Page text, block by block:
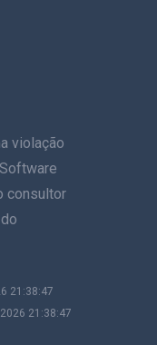
violação
consultor
21:38:47
21:38:47